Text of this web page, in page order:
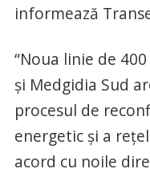
informează
“Noua linie de
și Medgidia Sud
procesul de
energetic și a
acord cu noile